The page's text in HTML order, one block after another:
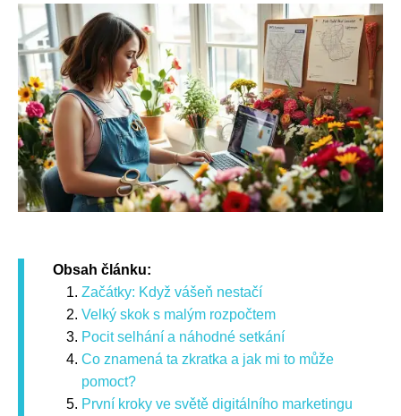
Obsah článku:
Začátky: Když vášeň nestačí
Velký skok s malým rozpočtem
Pocit selhání a náhodné setkání
Co znamená ta zkratka a jak mi to může
pomoct?
První kroky ve světě digitálního marketingu